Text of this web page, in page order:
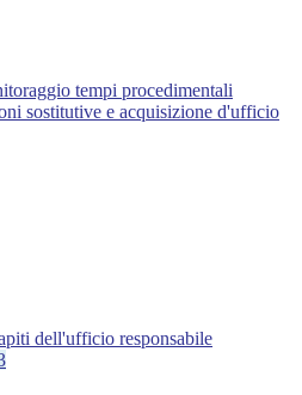
tempi procedimentali
sostitutive e acquisizione d'ufficio
dell'ufficio responsabile